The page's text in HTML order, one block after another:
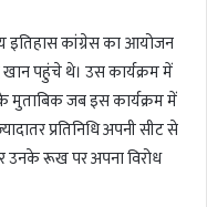
इतिहास कांग्रेस का आयोजन
पहुंचे थे। उस कार्यक्रम में
मुताबिक जब इस कार्यक्रम में
प्रतिनिधि अपनी सीट से
उनके रूख पर अपना विरोध